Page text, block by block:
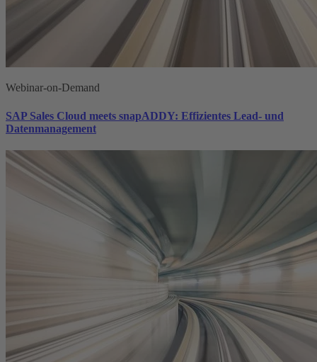
Webinar-on-Demand
SAP Sales Cloud meets snapADDY: Effizientes Lead- und
Datenmanagement